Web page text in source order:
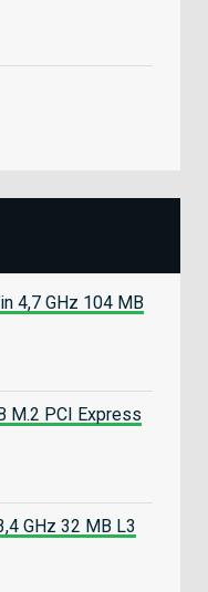
4,7 GHz 104 MB
M.2 PCI Express
GHz 32 MB L3